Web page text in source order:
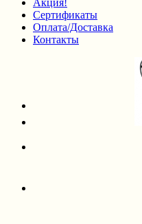
Акция!
Сертификаты
Оплата/Доставка
Контакты